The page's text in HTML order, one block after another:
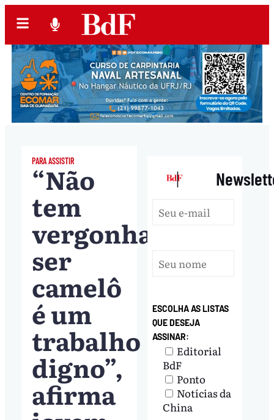
PARA ASSISTIR
“Não
tem
vergonha,
ser
camelô
é um
trabalho
digno”,
afirma
|
ESCOLHA AS LISTAS
QUE DESEJA
ASSINAR:
Editorial
BdF
Ponto
Notícias da
China